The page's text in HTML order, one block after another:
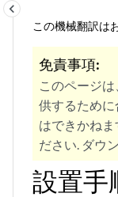
keyboard_arrow_left
この機械翻訳は
免責事項:
このページ
供するため
はできかね
ださい. ダウ
設置手